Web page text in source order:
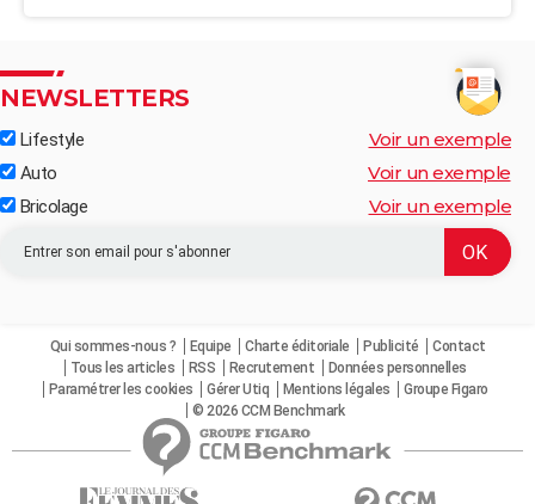
NEWSLETTERS
Lifestyle Voir un exemple
Auto Voir un exemple
Bricolage Voir un exemple
Qui sommes-nous ? Equipe Charte éditoriale Publicité
Contact
Tous les articles
RSS Recrutement
Données personnelles
Paramétrer les cookies
Gérer Utiq Mentions légales
Groupe Figaro
© 2026 CCM Benchmark